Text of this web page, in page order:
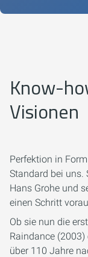
Know-
Visionen
Perfektion in
Standard bei uns.
Hans Grohe und
einen Schritt
Ob sie nun die
Raindance (2003)
über 110 Jahre